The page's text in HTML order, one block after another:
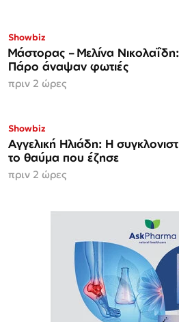
Showbiz
Μάστορας – Μελίνα Νικολαΐδη: Οι εικόνες από την
Πάρο άναψαν φωτιές
πριν 2 ώρες
Showbiz
Αγγελική Ηλιάδη: Η
το θαύμα που έζησε
πριν 2 ώρες